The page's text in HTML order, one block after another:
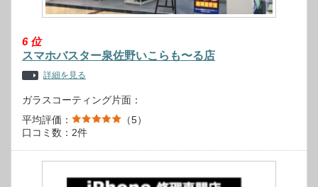
6位
スマホバスター泉佐野いこらも〜る店
詳細を見る
ガラスコーティング片面：
平均評価：
（5）
口コミ数：2件